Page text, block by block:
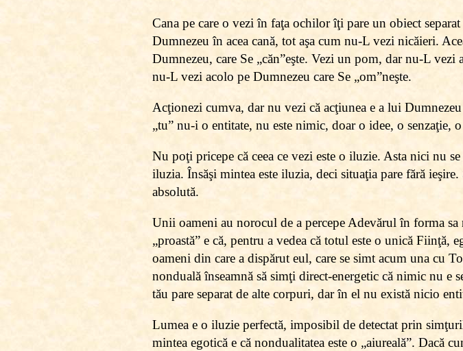
Cana pe care o vezi în faţa ochilor îţi pare un obiect
Dumnezeu în acea cană, tot aşa cum nu-L vezi nicăieri.
Dumnezeu, care Se „căn”eşte. Vezi un pom, dar nu-L
nu-L vezi acolo pe Dumnezeu care Se „om”neşte.
Acţionezi cumva, dar nu vezi că acţiunea e a lui
„tu” nu-i o entitate, nu este nimic, doar o idee, o senzaţie,
Nu poţi pricepe că ceea ce vezi este o iluzie. Asta nici nu
iluzia. Însăşi mintea este iluzia, deci situaţia pare fără
absolută.
Unii oameni au norocul de a percepe Adevărul în forma
„proastă” e că, pentru a vedea că totul este o unică
oameni din care a dispărut eul, care se simt acum una cu
nonduală înseamnă să simţi direct-energetic că nimic nu e
tău pare separat de alte corpuri, dar în el nu există nicio
Lumea e o iluzie perfectă, imposibil de detectat prin
mintea egotică e că nondualitatea este o „aiureală”. Dacă